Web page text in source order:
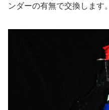
ンダーの有無で交換します。